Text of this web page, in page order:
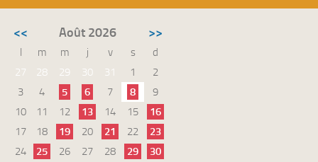
<< Août 2026 >>
l m m j v s
d
27
28 29 30 31 1
2
3
4 5 6 7 8
9
10
11 12 13 14 15
16
17
18 19 20 21 22
23
24
25 26 27 28 29
30